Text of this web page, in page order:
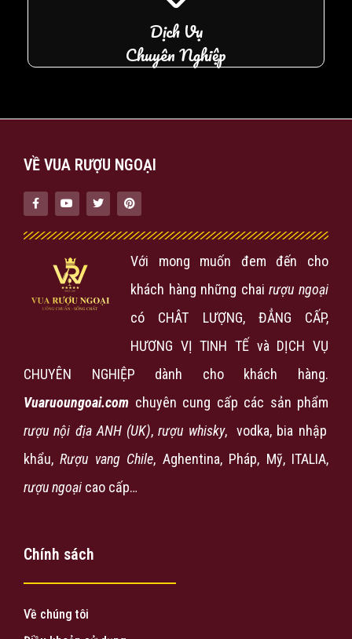
Dịch Vụ
Chuyên Nghiệp
VỀ VUA RƯỢU NGOẠI
Với mong muốn đem đến cho
khách hàng những chairượu ngoại
có CHÂT LƯỢNG, ĐẲNG CẤP,
HƯƠNG VỊ TINH TẾ và DỊCH VỤ
CHUYÊN NGHIỆP dành cho khách hàng.
Vuaruoungoai.com chuyên cung cấp các sản phẩm
rượu nội địa ANH (UK),rượu whisky, vodka, bia nhập
khẩu,Rượu vang Chile, Aghentina, Pháp, Mỹ, ITALIA,
rượu ngoại cao cấp…
Chính sách
Về chúng tôi